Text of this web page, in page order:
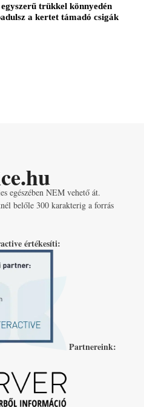
trükkel könnyedén
a kertet támadó csigák
egészében NEM vehető át.
belőle 300 karakterig a forrás
értékesíti:
Partnereink: